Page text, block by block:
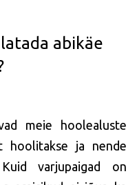
abikäe
meie hoolealuste
hoolitakse ja nende
varjupaigad on